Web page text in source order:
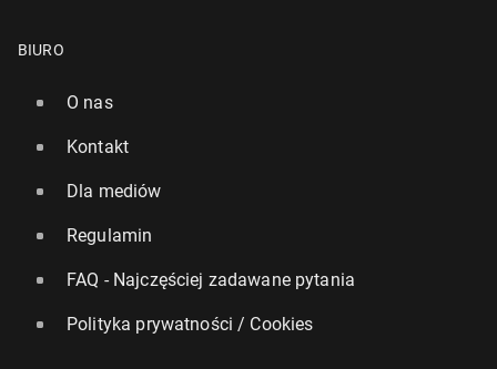
BIURO
O nas
Kontakt
Dla mediów
Regulamin
FAQ - Najczęściej zadawane pytania
Polityka prywatności / Cookies